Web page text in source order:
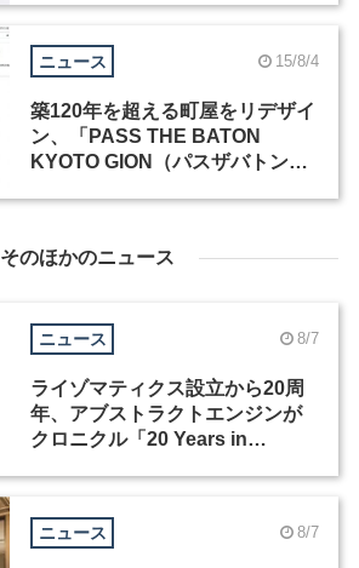
ニュース 15/8/4
築120年を超える町屋をリデザイ
ン、「PASS THE BATON
KYOTO GION（パスザバトン京
そのほかのニュース
ニュース 8/7
ライゾマティクス設立から20周
年、アブストラクトエンジンが
クロニクル「20 Years in
ニュース 8/7